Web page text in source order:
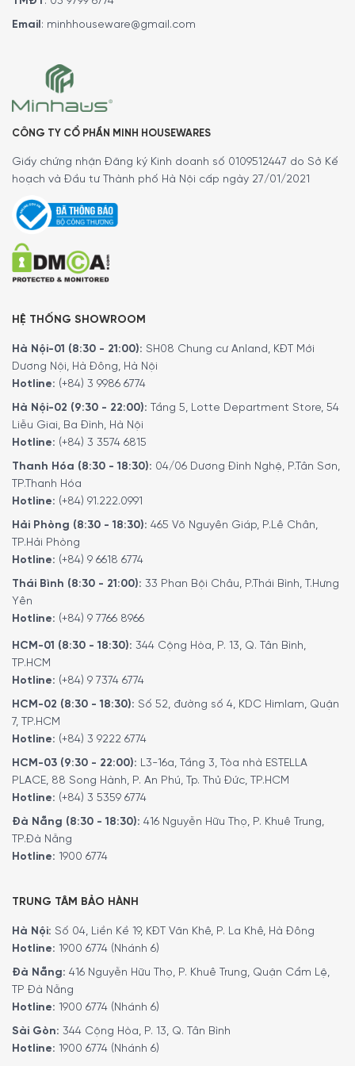
tiết diện rộng rãi và những biểu tượng hiển thị sinh động,
nổi bật cho phép người dùng theo dõi và tùy chọn các
chương trình, tính năng một cách dễ dàng và chính xác.
Công suất hoạt động
Công suất tiêu thụ điện
Máy pha cafevận hành mượt mà với công suất lớn đến
1500 W, xay và pha cà phê nhanh chóng, tiết kiệm năng
lượng. Thiết kế 1 ngăn đựng nguyên liệu chứa được
hạt cà phê
lítcó thể pha khoảng 20 tách cà phê 120 ml, phục vụ tốt
thành viên trở lên hoặc văn phòng làm việc có quy mô
nhỏ và vừa.
Hiệu quả hoạt động
Máy pha cà phê tự động Bosch TQE80703 VeroCafe
Series 8 thiết lập
phép pha được 2 cốc cà phê cùng lúc giúp các thành
viên trong văn phòng, gia đình dễ dàng chia sẻ thời gian
thưởng thức cà phê cùng nhau mà không cần phải chờ
đợi lâu.
Thiết bị cài đặt 6 cấp độ xay
dùng tùy chỉnh được độ mịn – thô của cà phê phù hợp với
từng công thức đồ uống. Bên cạnh đó,
Email : minhhouseware@gmail.com
CÔNG TY CỔ PHẦN MINH HOUSEWARES
Giấy chứng nhận Đăng ký Kinh doanh số 0109512447 do Sở Kế
hoạch và Đầu tư Thành phố Hà Nội cấp ngày 27/01/2021
HỆ THỐNG SHOWROOM
Hà Nội-01 (8:30 - 21:00): SH08 Chung cư Anland, KĐT Mới
Dương Nội, Hà Đông, Hà Nội
Hotline: (+84) 3 9986 6774
Hà Nội-02 (9:30 - 22:00): Tầng 5, Lotte Department Store, 54
Liễu Giai, Ba Đình, Hà Nội
Hotline: (+84) 3 3574 6815
Thanh Hóa (8:30 - 18:30): 04/06 Dương Đình Nghệ, P.Tân Sơn,
TP.Thanh Hóa
Hotline: (+84) 91.222.0991
Hải Phòng (8:30 - 18:30): 465 Võ Nguyên Giáp, P.Lê Chân,
TP.Hải Phòng
Hotline: (+84) 9 6618 6774
Thái Bình (8:30 - 21:00): 33 Phan Bội Châu, P.Thái Bình, T.Hưng
Yên
Hotline: (+84) 9 7766 8966
HCM-01 (8:30 - 18:30): 344 Cộng Hòa, P. 13, Q. Tân Bình,
TP.HCM
Hotline: (+84) 9 7374 6774
HCM-02 (8:30 - 18:30): Số 52, đường số 4, KDC Himlam, Quận
7, TP.HCM
Hotline: (+84) 3 9222 6774
HCM-03 (9:30 - 22:00): L3-16a, Tầng 3, Tòa nhà ESTELLA
PLACE, 88 Song Hành, P. An Phú, Tp. Thủ Đức, TP.HCM
Hotline: (+84) 3 5359 6774
Đà Nẵng (8:30 - 18:30): 416 Nguyễn Hữu Thọ, P. Khuê Trung,
TP.Đà Nẵng
Hotline: 1900 6774
TRUNG TÂM BẢO HÀNH
Hà Nội: Số 04, Liền Kề 19, KĐT Văn Khê, P. La Khê, Hà Đông
Hotline: 1900 6774 (Nhánh 6)
Đà Nẵng: 416 Nguyễn Hữu Thọ, P. Khuê Trung, Quận Cẩm Lệ,
TP Đà Nẵng
Hotline: 1900 6774 (Nhánh 6)
Sài Gòn: 344 Cộng Hòa, P. 13, Q. Tân Bình
Hotline: 1900 6774 (Nhánh 6)